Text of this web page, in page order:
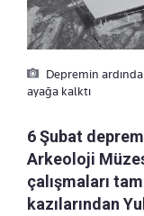
Depremin
ayağa kalktı
6 Şubat
Arkeoloji
çalışmaları
kazılarından